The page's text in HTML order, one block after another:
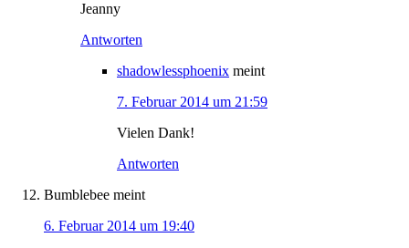
Jeanny
Antworten
shadowlessphoenix meint
7. Februar 2014 um 21:59
Vielen Dank!
Antworten
Bumblebee meint
6. Februar 2014 um 19:40